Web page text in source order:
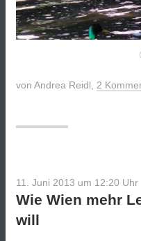
von Andrea Reidl 2
11. Juni 2013 um 12:20 Uhr
Wie Wien mehr
will